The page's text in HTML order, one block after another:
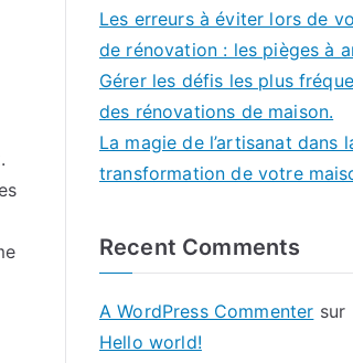
Les erreurs à éviter lors de
de rénovation : les pièges à
Gérer les défis les plus
des rénovations de maison.
La magie de l’artisanat dans
transformation de votre
Recent Comments
A WordPress Commenter sur
Hello world!